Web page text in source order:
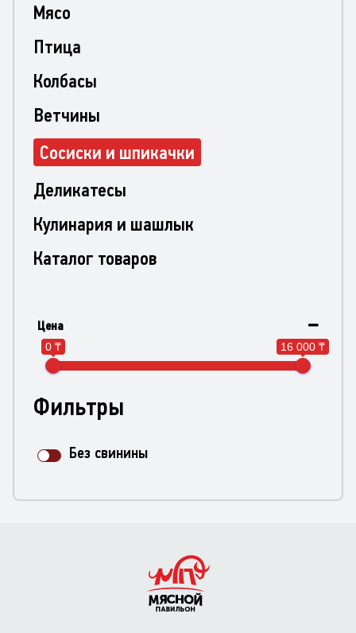
Мясо
Птица
Колбасы
Ветчины
Сосиски и шпикачки
Деликатесы
Кулинария и шашлык
Каталог товаров
Цена
0 ₸ 16 000 ₸
Фильтры
Без свинины